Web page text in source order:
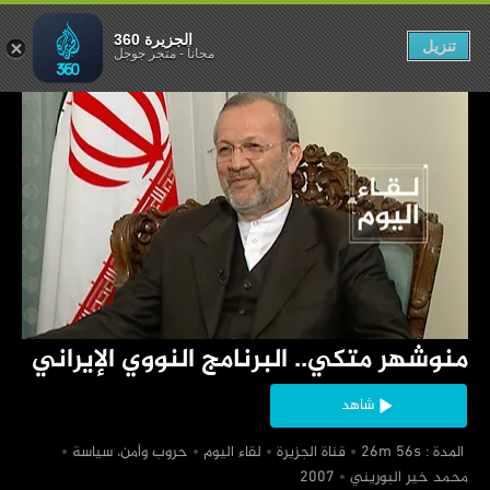
‏منوشهر متكي.. البرنامج النووي الإيراني
شاهد
‏ المدة : 26m 56s
‏قناة الجزيرة ‏لقاء اليوم
‏حروب وأمن، سياسة
‏محمد خير البوريني
الإيراني
الجزيرة 360
مجاناً-متجر جوجل تنزيل